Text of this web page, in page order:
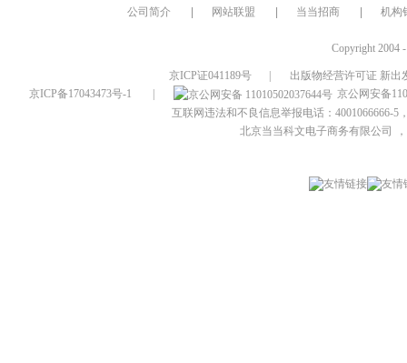
公司简介 网站联盟 当当招商 机构
Copyright 2004
京ICP证041189号
出版物经营许可证 新出
京ICP备17043473号-1
京公网安备
互联网违法和不良信息举报电话：4001066666-5
北京当当科文电子商务有限公司